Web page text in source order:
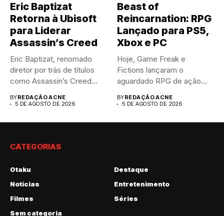
Eric Baptizat
Retorna à Ubisoft
para Liderar
Assassin’s Creed
Eric Baptizat, renomado
diretor por trás de títulos
como Assassin’s Creed
Valhalla...
BYREDAÇÃO ACNE
5 DE AGOSTO DE 2026
Beast of
Reincarnation: RPG
Lançado para PS5,
Xbox e PC
Hoje, Game Freak e
Fictions lançaram o
aguardado RPG de ação
BYREDAÇÃO ACNE
5 DE AGOSTO DE 2026
CATEGORIAS
Otaku
Destaque
Notícias
Entretenimento
Filmes
Séries
Sem categoria